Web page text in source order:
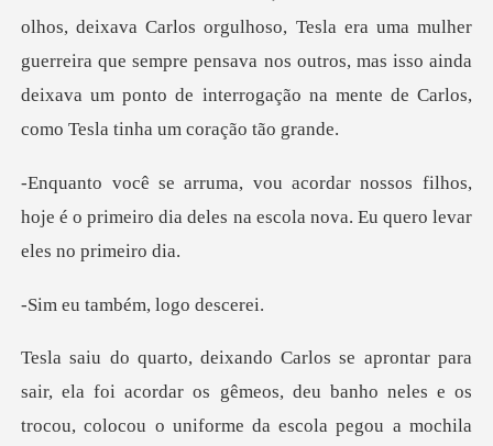
, Tesla era uma mulher
guerreira que sempre pensava nos outros, mas isso ainda
deixav
filhos,
hoje é o primeiro dia deles na esco
mbém, logo
gêmeos, deu banho neles e os
trocou, colocou o uniforme da escola pegou a moch